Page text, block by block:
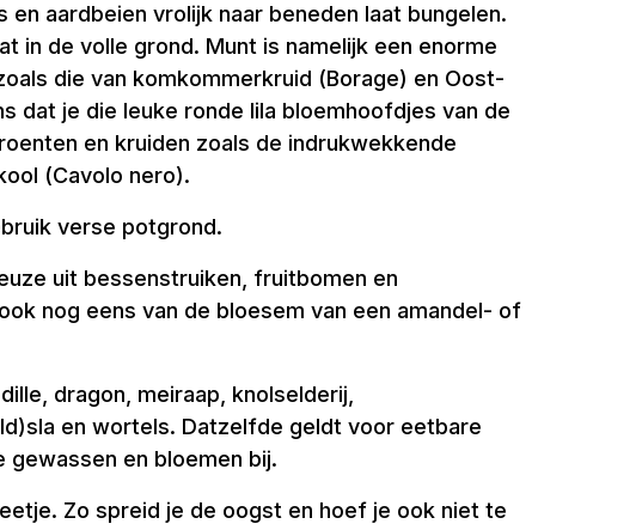
aardbeien vrolijk naar beneden laat bungelen.
in de volle grond. Munt is namelijk een enorme
die van komkommerkruid (Borage) en Oost-
dat je die leuke ronde lila bloemhoofdjes van de
en kruiden zoals de indrukwekkende
(Cavolo nero).
verse potgrond.
uit bessenstruiken, fruitbomen en
nog eens van de bloesem van een amandel- of
dragon, meiraap, knolselderij,
en wortels. Datzelfde geldt voor eetbare
gewassen en bloemen bij.
Zo spreid je de oogst en hoef je ook niet te